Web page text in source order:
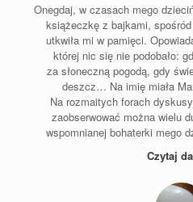
Onegdaj, w czasach mego
książeczkę z bajkami,
utkwiła mi w pamięci.
której nic się nie podobało:
za słoneczną pogodą, gdy
deszcz… Na imię miała
Na rozmaitych forach
zaobserwować można wielu
wspomnianej bohaterki mego
Czytaj